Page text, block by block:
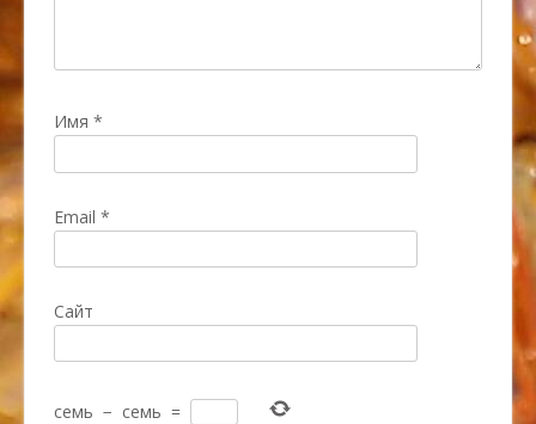
Имя *
Email *
Сайт
семь − семь =